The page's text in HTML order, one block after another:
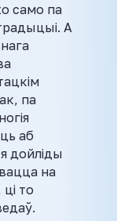
само па
А
па
аб
дойліды
на
то